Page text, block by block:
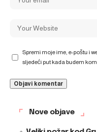
Spremi moje ime, e-poštu i
sljedeći put kada budem
Nove objave